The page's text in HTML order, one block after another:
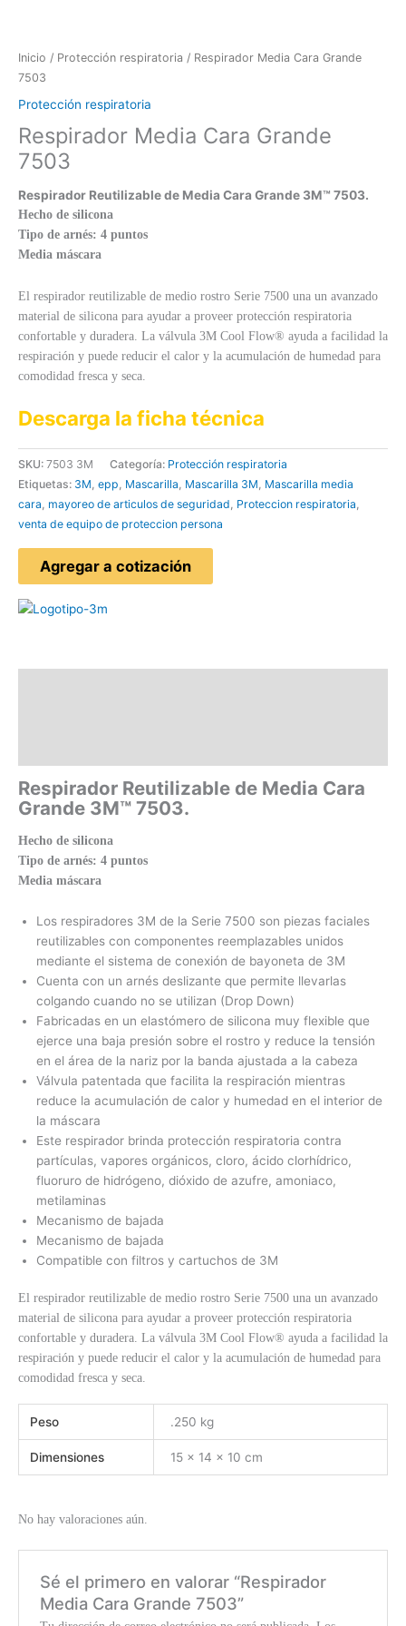
Inicio / Protección respiratoria / Respirador Media Cara Grande
7503
Protección respiratoria
Respirador Media Cara Grande
7503
Respirador Reutilizable de Media Cara Grande 3M™ 7503.
Hecho de silicona
Tipo de arnés: 4 puntos
Media máscara
El respirador reutilizable de medio rostro Serie 7500 una un avanzado
material de silicona para ayudar a proveer protección respiratoria
confortable y duradera. La válvula 3M Cool Flow® ayuda a facilidad la
respiración y puede reducir el calor y la acumulación de humedad para
comodidad fresca y seca.
Descarga la ficha técnica
SKU: 7503 3M Categoría: Protección respiratoria
Etiquetas: 3M, epp, Mascarilla, Mascarilla 3M, Mascarilla media
cara, mayoreo de articulos de seguridad, Proteccion respiratoria,
venta de equipo de proteccion persona
Agregar a cotización
Respirador Reutilizable de Media Cara
Grande 3M™ 7503.
Hecho de silicona
Tipo de arnés: 4 puntos
Media máscara
Los respiradores 3M de la Serie 7500 son piezas faciales
reutilizables con componentes reemplazables unidos
mediante el sistema de conexión de bayoneta de 3M
Cuenta con un arnés deslizante que permite llevarlas
colgando cuando no se utilizan (Drop Down)
Fabricadas en un elastómero de silicona muy flexible que
ejerce una baja presión sobre el rostro y reduce la tensión
en el área de la nariz por la banda ajustada a la cabeza
Válvula patentada que facilita la respiración mientras
reduce la acumulación de calor y humedad en el interior de
la máscara
Este respirador brinda protección respiratoria contra
partículas, vapores orgánicos, cloro, ácido clorhídrico,
fluoruro de hidrógeno, dióxido de azufre, amoniaco,
metilaminas
Mecanismo de bajada
Mecanismo de bajada
Compatible con filtros y cartuchos de 3M
El respirador reutilizable de medio rostro Serie 7500 una un avanzado
material de silicona para ayudar a proveer protección respiratoria
confortable y duradera. La válvula 3M Cool Flow® ayuda a facilidad la
respiración y puede reducir el calor y la acumulación de humedad para
comodidad fresca y seca.
Peso .250 kg
Dimensiones 15 × 14 × 10 cm
No hay valoraciones aún.
Sé el primero en valorar “Respirador
Media Cara Grande 7503”